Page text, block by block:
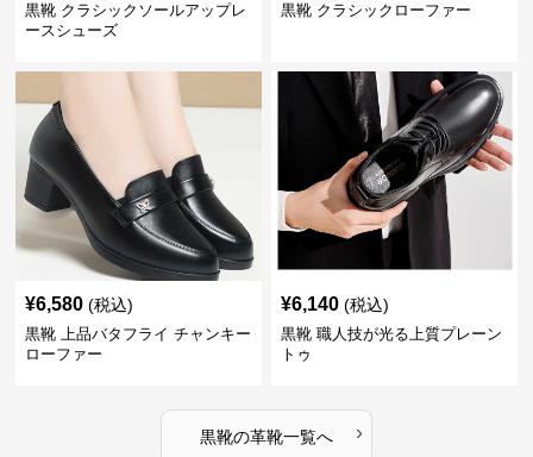
黒靴 クラシックソールアップレ
ースシューズ
黒靴 クラシックローファー
¥6,580 (税込)
黒靴 上品バタフライ チャンキー
ローファー
¥6,140 (税込)
黒靴 職人技が光る上質プレーン
トゥ
黒靴の革靴一覧へ ›